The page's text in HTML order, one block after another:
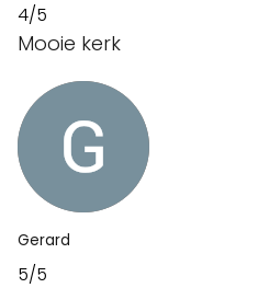
4/5
Mooie kerk
Gerard
5/5